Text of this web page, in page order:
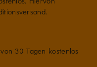
30 Tagen kostenlos